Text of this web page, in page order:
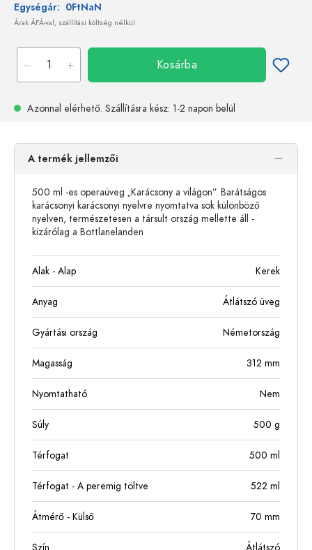
Egységár: 0FtNaN
Árak ÁFÁ-val, szállítási költség nélkül
Kosárba
Azonnal elérhető. Szállításra kész: 1-2 napon belül
A termék jellemzői
500 ml -es operaüveg „Karácsony a világon”. Barátságos
karácsonyi karácsonyi nyelvre nyomtatva sok különböző
nyelven, természetesen a társult ország mellette áll -
kizárólag a Bottlanelanden
Alak - Alap Kerek
Anyag Átlátszó üveg
Gyártási ország Németország
Magasság 312 mm
Nyomtatható Nem
Súly 500 g
Térfogat 500 ml
Térfogat - A peremig töltve 522 ml
Átmérő - Külső 70 mm